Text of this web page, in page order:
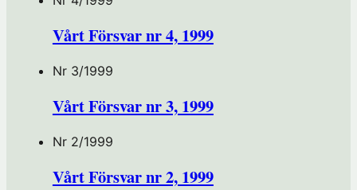
Vårt Försvar nr 4, 1999
Nr 3/1999
Vårt Försvar nr 3, 1999
Nr 2/1999
Vårt Försvar nr 2, 1999